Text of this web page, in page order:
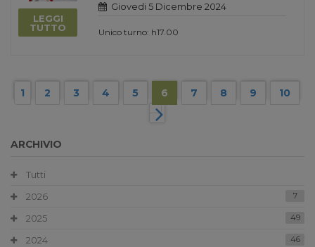
LEGGI
TUTTO
Giovedi 5 Dicembre 2024
Unico turno: h17.00
1 2 3 4 5 6 7 8 9 10
ARCHIVIO
Tutti
2026
7
2025 49
2024 46